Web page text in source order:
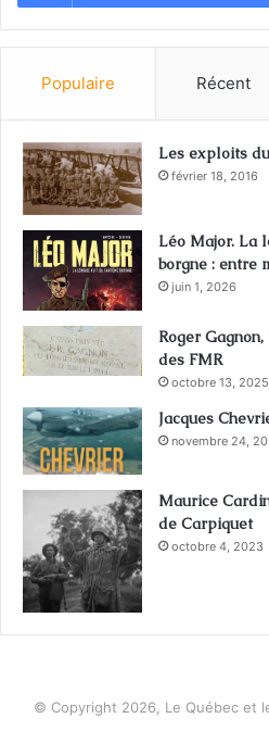
Populaire Récent
Les exploits
février 18, 2016
Léo Major. La
borgne : entre
juin 1, 2026
Roger
des FMR
octobre 13, 2025
Jacques
novembre 24,
Maurice
de Carpiquet
octobre 4, 2023
© Copyright 2026, Le Québec et